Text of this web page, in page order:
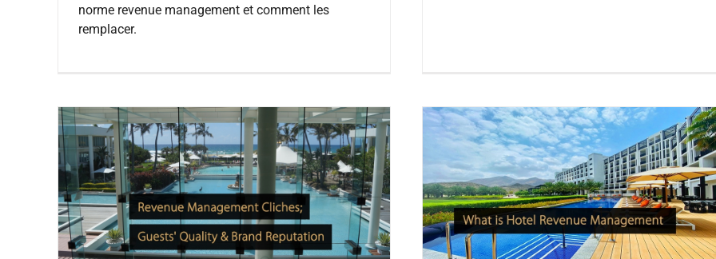
norme revenue management et comment les
remplacer.